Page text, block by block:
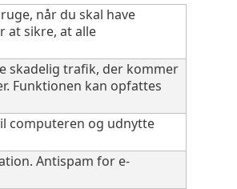
når du skal have
at sikre, at alle
skadelig trafik, der kommer
Funktionen kan opfattes
computeren og udnytte
Antispam for e-